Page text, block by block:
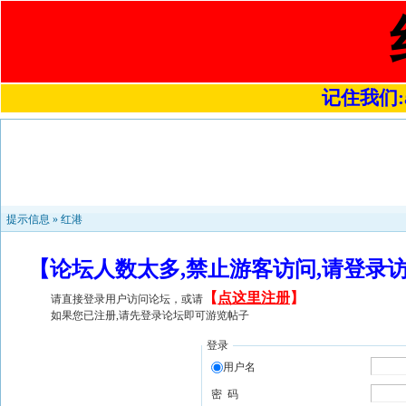
记住我们
提示信息 » 红港
【论坛人数太多,禁止游客访问,请登
请直接登录用户访问论坛，或请 【 点这里注册】
如果您已注册,请先登录论坛即可游览帖子
登录
用户名
密 码